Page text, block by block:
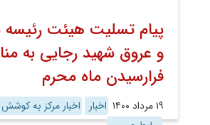
پیام تسلیت هیئت رئیسه
و عروق شهید رجایی به
فرارسیدن ماه محرم
۱۹ مرداد ۱۴۰۰ اخبار
اخبار مرکز به